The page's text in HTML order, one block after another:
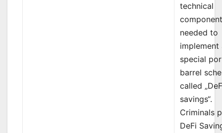
technical
needed to
implement
special
barrel
called
savings“.
Criminals
DeFi